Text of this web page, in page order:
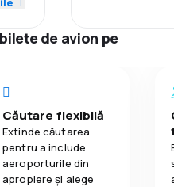
na
1,0
2,0
4,0
3,0
4,0
de avion pe
Căutare flexibilă
Extinde căutarea
pentru a include
aeroporturile din
apropiere și alege